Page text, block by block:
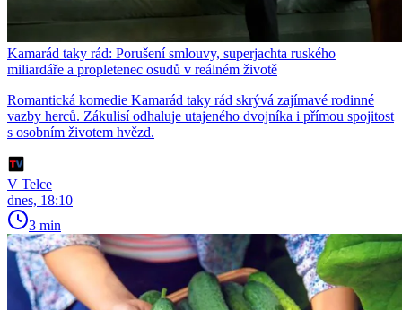
Kamarád taky rád: Porušení smlouvy, superjachta ruského
miliardáře a propletenec osudů v reálném životě
Romantická komedie Kamarád taky rád skrývá zajímavé rodinné
vazby herců. Zákulisí odhaluje utajeného dvojníka i přímou spojitost
s osobním životem hvězd.
V Telce
dnes, 18:10
3 min